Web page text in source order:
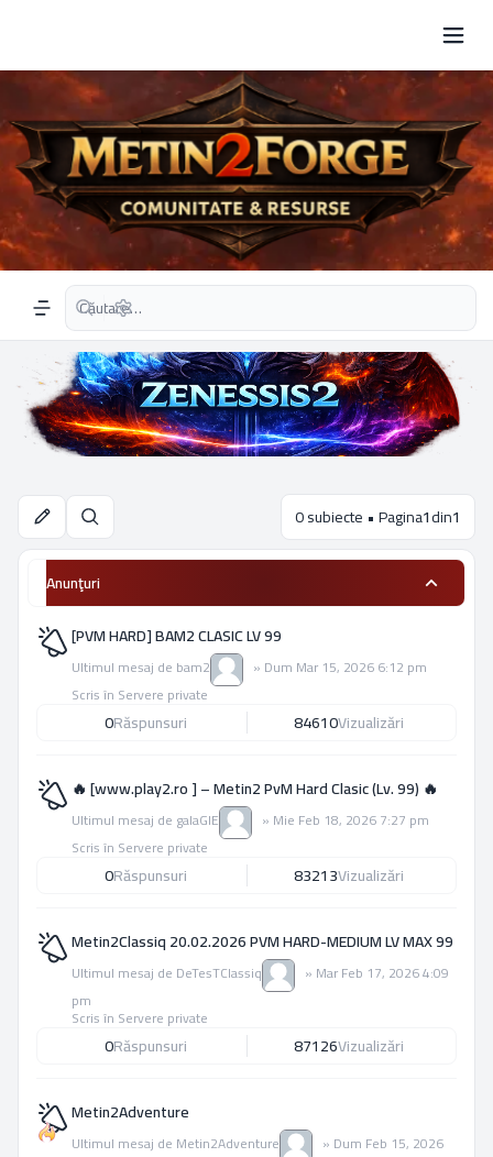
Navigation menu
Căutare avansată
Căutare 0 subiecte • Pagina1din1
Anunţuri
[PVM HARD] BAM2 CLASIC LV 99
Ultimul mesaj de bam2 » Dum Mar 15, 2026 6:12 pm
Scris în Servere private
0Răspunsuri 84610Vizualizări
🔥 [www.play2.ro ] – Metin2 PvM Hard Clasic (Lv. 99) 🔥
Ultimul mesaj de galaGIE » Mie Feb 18, 2026 7:27 pm
Scris în Servere private
0Răspunsuri 83213Vizualizări
Metin2Classiq 20.02.2026 PVM HARD-MEDIUM LV MAX 99
Ultimul mesaj de DeTesTClassiq » Mar Feb 17, 2026 4:09
pm
Scris în Servere private
0Răspunsuri 87126Vizualizări
Metin2Adventure
Ultimul mesaj de Metin2Adventure » Dum Feb 15, 2026